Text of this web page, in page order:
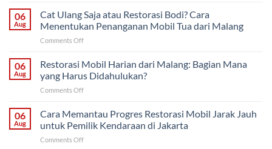
Bertahap
atau
Sekaligus?
Strategi
Mobil
Klasik
Solo
06
Aug
Cat Ulang Saja atau Restorasi Bodi? Cara
Menentukan Penanganan Mobil Tua dari Malang
Comments Offon
Ulang
Saja
atau
Restorasi
Cara
Menentukan
06
Aug
Restorasi Mobil Harian dari Malang: Bagian Mana
yang Harus Didahulukan?
Comments Offon
Mobil
Harian
dari
Malang:
06
Aug
Cara Memantau Progres Restorasi Mobil Jarak Jauh
untuk Pemilik Kendaraan di Jakarta
Comments Offon